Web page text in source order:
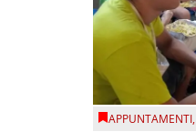
APPUNTAMENTI,